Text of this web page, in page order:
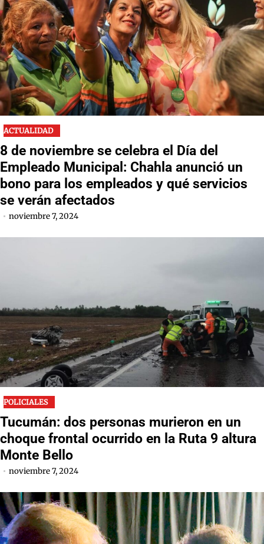
ACTUALIDAD
8 de noviembre se celebra el Día del
Empleado Municipal: Chahla anunció un
bono para los empleados y qué servicios
se verán afectados
noviembre 7, 2024
POLICIALES
Tucumán: dos personas murieron en un
choque frontal ocurrido en la Ruta 9 altura
Monte Bello
noviembre 7, 2024